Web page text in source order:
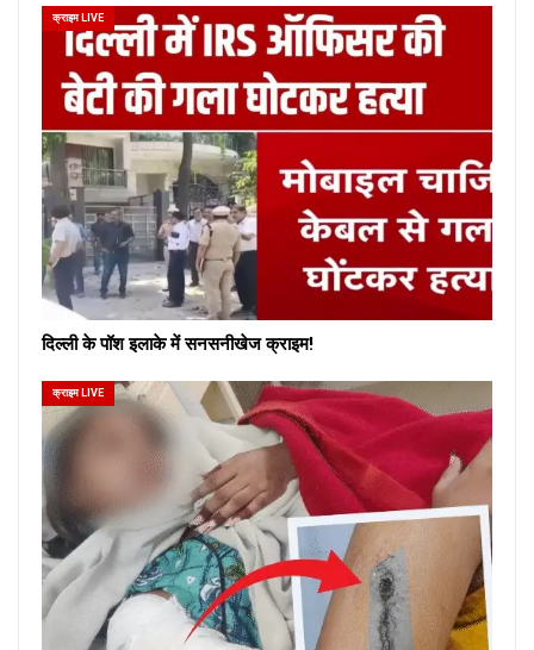
क्राइम LIVE
दिल्ली के पॉश इलाके में सनसनीखेज क्राइम!
क्राइम LIVE